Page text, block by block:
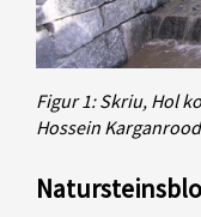
Figur 1: Skriu, Hol
Hossein